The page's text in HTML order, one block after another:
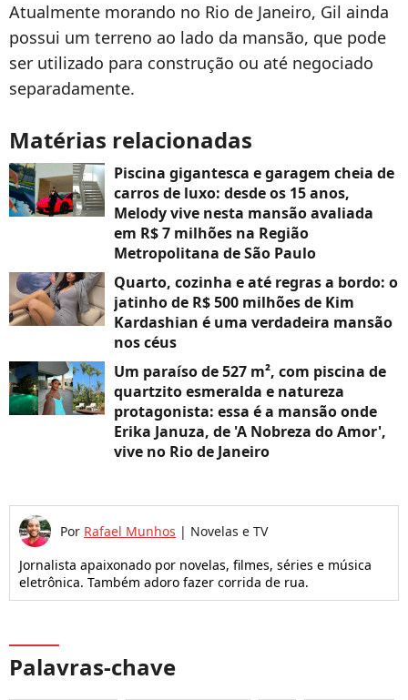
Atualmente morando no Rio de Janeiro, Gil ainda
possui um terreno ao lado da mansão, que pode
ser utilizado para construção ou até negociado
separadamente.
Matérias relacionadas
Piscina gigantesca e garagem cheia de
carros de luxo: desde os 15 anos,
Melody vive nesta mansão avaliada
em R$ 7 milhões na Região
Metropolitana de São Paulo
Quarto, cozinha e até regras a bordo: o
jatinho de R$ 500 milhões de Kim
Kardashian é uma verdadeira mansão
nos céus
Um paraíso de 527 m², com piscina de
quartzito esmeralda e natureza
protagonista: essa é a mansão onde
Erika Januza, de 'A Nobreza do Amor',
vive no Rio de Janeiro
Por Rafael Munhos | Novelas e TV
Jornalista apaixonado por novelas, filmes, séries e música
eletrônica. Também adoro fazer corrida de rua.
Palavras-chave